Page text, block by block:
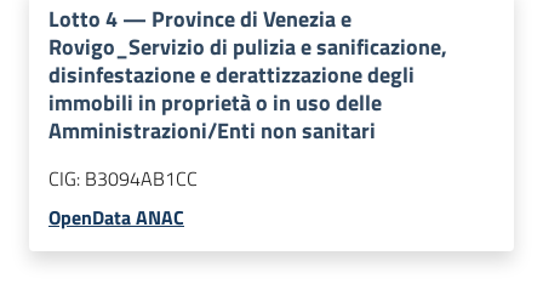
Lotto4— Province di Venezia e
Rovigo_Servizio di pulizia e sanificazione,
disinfestazione e derattizzazione degli
immobili in proprietà o in uso delle
Amministrazioni/Enti non sanitari
CIG: B3094AB1CC
OpenData ANAC